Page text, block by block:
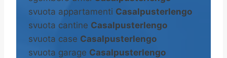
svuota appartamenti Casalpusterlengo
svuota cantine Casalpusterlengo
svuota case Casalpusterlengo
svuota garage Casalpusterlengo